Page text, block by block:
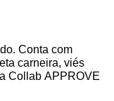
Conta com
carneira, viés
Collab APPROVE